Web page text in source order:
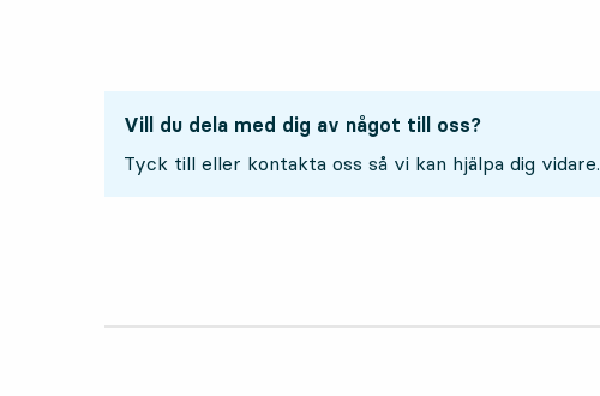
Vill du dela med dig av något till oss?
Tyck till eller kontakta oss så vi kan hjälpa dig vidare.